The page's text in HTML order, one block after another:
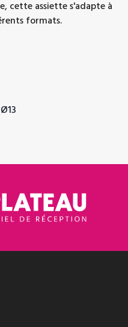
cette assiette s'adapte à
formats.